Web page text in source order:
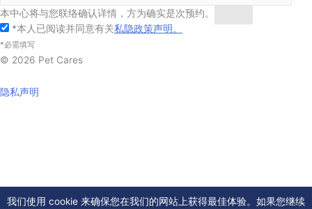
我们使用 cookie 来确保您在我们的网站上获得最佳体验。如果您继续
本中心将与您联络确认详情，方为确实是次预约。
*本人已阅读并同意有关私隐政策声明。
*必需填写
© 2026 Pet Cares
隐私声明